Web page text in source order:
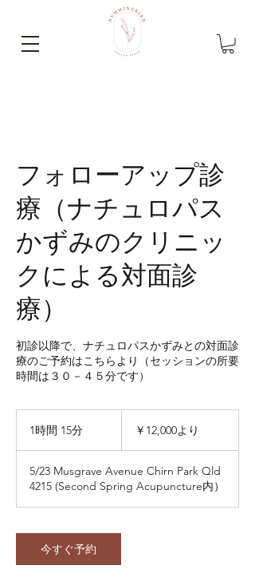
フォローアップ診
療（ナチュロパス
かずみのクリニッ
クによる対面診
療）
初診以降で、ナチュロパスかずみとの対面診
療のご予約はこちらより（セッションの所要
時間は３０－４５分です）
1時間 15分
5
分
￥12,000より
5/23 Musgrave Avenue Chirn Park Qld
4215 (Second Spring Acupuncture内）
今すぐ予約